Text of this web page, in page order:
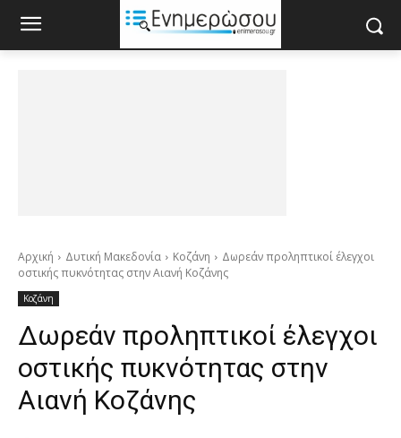
Αρχική Δυτική Μακεδονία Κοζάνη
Δωρεάν προληπτικοί έλεγχοι
οστικής πυκνότητας στην Αιανή Κοζάνης
Κοζάνη
Δωρεάν προληπτικοί έλεγχοι
οστικής πυκνότητας στην
Αιανή Κοζάνης